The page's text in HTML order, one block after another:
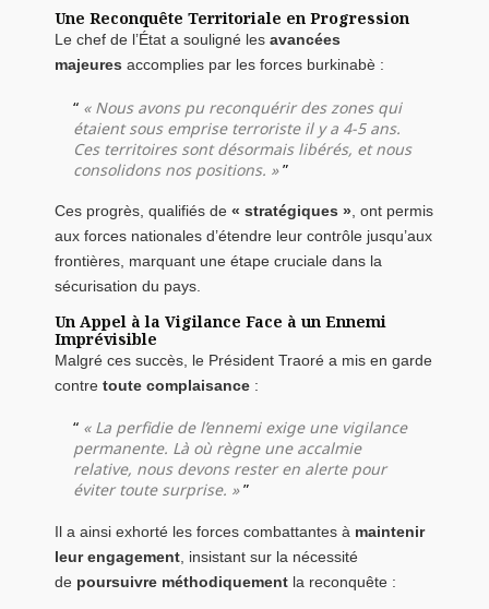
Une Reconquête Territoriale en Progression
Le chef de l’État a souligné les avancées
majeures accomplies par les forces burkinabè :
« Nous avons pu reconquérir des zones qui
étaient sous emprise terroriste il y a 4-5 ans.
Ces territoires sont désormais libérés, et nous
consolidons nos positions. »
Ces progrès, qualifiés de « stratégiques » , ont permis
aux forces nationales d’étendre leur contrôle jusqu’aux
frontières, marquant une étape cruciale dans la
sécurisation du pays.
Un Appel à la Vigilance Face à un Ennemi
Imprévisible
Malgré ces succès, le Président Traoré a mis en garde
contre toute complaisance :
« La perfidie de l’ennemi exige une vigilance
permanente. Là où règne une accalmie
relative, nous devons rester en alerte pour
éviter toute surprise. »
Il a ainsi exhorté les forces combattantes à maintenir
leur engagement , insistant sur la nécessité
de poursuivre méthodiquement la reconquête :